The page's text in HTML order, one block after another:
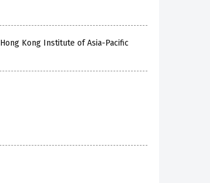
Hong Kong Institute of Asia-Pacific